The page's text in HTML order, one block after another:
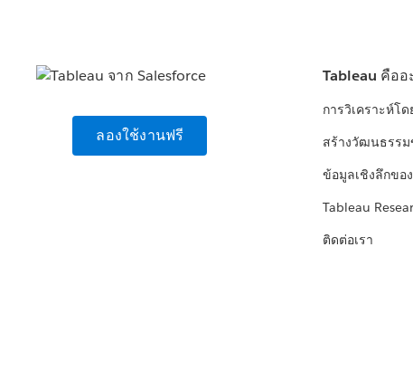
ลองใช้งานฟรี
Tableau คืออ
การวิเคราะห์โ
สร้างวัฒนธรร
ข้อมูลเชิงลึกขอ
Tableau
ติดต่อเรา